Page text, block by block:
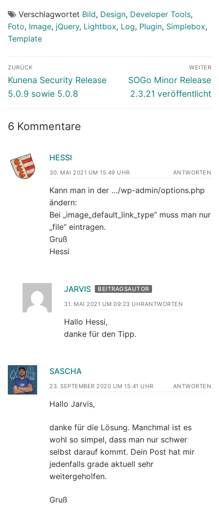
Verschlagwortet Bild, Design, Developer Tools,
Foto, Image, jQuery, Lightbox, Log, Plugin, Simplebox,
Template
Beitragsnavigation
ZURÜCK
Vorheriger
Beitrag:
Kunena Security Release
5.0.9 sowie 5.0.8
WEITER
Nächster
Beitrag:
SOGo Minor Release
2.3.21 veröffentlicht
6 Kommentare
HESSI
30. MAI 2021 UM 15:49 UHR ANTWORTEN
Kann man in der …/wp-admin/options.php
ändern:
Bei „image_default_link_type“ muss man nur
„file“ eintragen.
Gruß
Hessi
JARVIS BEITRAGSAUTOR
31. MAI 2021 UM 09:23 UHRANTWORTEN
Hallo Hessi,
danke für den Tipp.
SASCHA
23. SEPTEMBER 2020 UM 15:41 UHR ANTWORTEN
Hallo Jarvis,
danke für die Lösung. Manchmal ist es
wohl so simpel, dass man nur schwer
selbst darauf kommt. Dein Post hat mir
jedenfalls grade aktuell sehr
weitergeholfen.
Gruß